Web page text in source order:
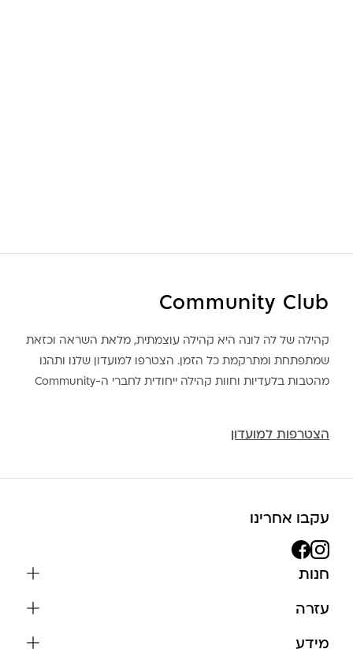
Community Club
קהילה של לה לונה היא קהילה עוצמתית, מלאת השראה וכזאת
שמתפתחת ומתרקמת כל הזמן. הצטרפו למועדון שלנו ותהנו
מהטבות בלעדיות וחוות קהילה ייחודית לחברי ה-Community
הצטרפות למועדון
עקבו אחרינו
חנות
עזרה
מידע